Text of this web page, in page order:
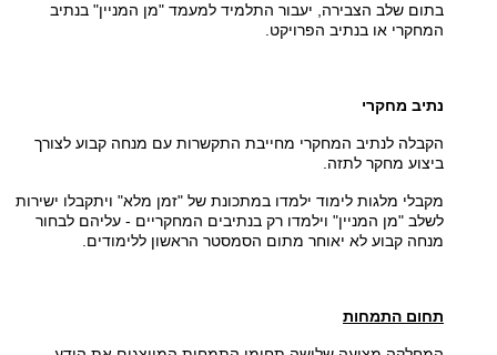
בתום שלב הצבירה, יעבור התלמיד למעמד "מן המניין" בנתיב
המחקרי או בנתיב הפרויקט.
נתיב מחקרי
הקבלה לנתיב המחקרי מחייבת התקשרות עם מנחה קבוע לצורך
ביצוע מחקר לתזה.
מקבלי מלגות לימוד ילמדו במתכונת של "זמן מלא" ויתקבלו ישירות
לשלב "מן המניין" וילמדו רק בנתיבים המחקריים - עליהם לבחור
מנחה קבוע לא יאוחר מתום הסמסטר הראשון ללימודים.
תחום התמחות